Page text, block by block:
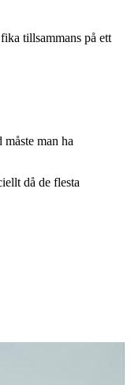
tillsammans på ett
man ha
då de flesta